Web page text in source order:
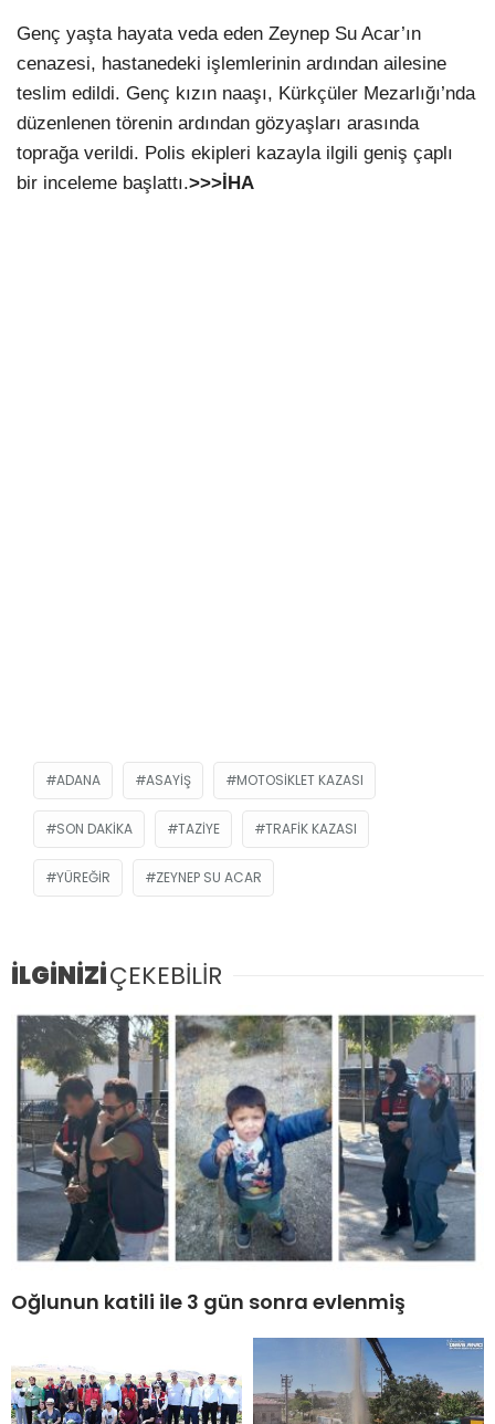
Genç yaşta hayata veda eden Zeynep Su Acar’ın
cenazesi, hastanedeki işlemlerinin ardından ailesine
teslim edildi. Genç kızın naaşı, Kürkçüler Mezarlığı’nda
düzenlenen törenin ardından gözyaşları arasında
toprağa verildi. Polis ekipleri kazayla ilgili geniş çaplı
bir inceleme başlattı.>>>İHA
ADANA ASAYIŞ MOTOSIKLET KAZASI
SON DAKIKA TAZIYE TRAFIK KAZASI
YÜREĞIR ZEYNEP SU ACAR
İLGİNİZİÇEKEBİLİR
Oğlunun katili ile 3 gün sonra evlenmiş